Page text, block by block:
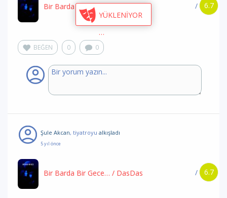
YÜKLENİYOR
6.7
/
Bir Barda Bir Gece…/ DasDas
BEĞEN 0 0
Şule Akcan, tiyatroyu alkışladı
5 yıl önce
6.7
/
Bir Barda Bir Gece… / DasDas